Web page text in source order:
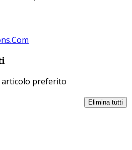
articolo preferito